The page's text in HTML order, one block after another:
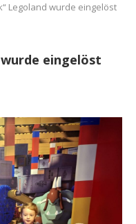
Legoland wurde eingelöst
eingelöst